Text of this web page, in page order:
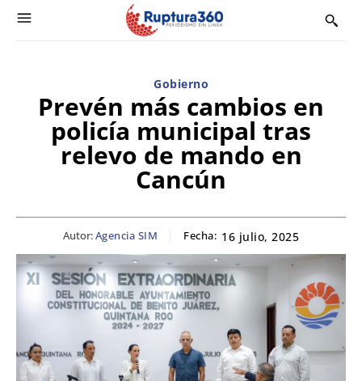
Gobierno
Prevén más cambios en
policía municipal tras
relevo de mando en
Cancún
Autor:Agencia SIM Fecha: 16 julio, 2025